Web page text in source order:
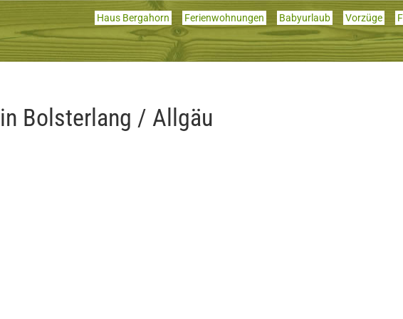
Haus Bergahorn Ferienwohnungen Babyurlaub Vorzüge
Bolsterlang / Allgäu